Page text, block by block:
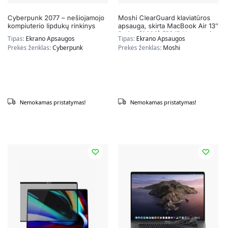
Cyberpunk 2077 – nešiojamojo
kompiuterio lipdukų rinkinys
Tipas: Ekrano Apsaugos
Prekės ženklas:Cyberpunk
Nemokamas pristatymas!
Moshi ClearGuard klaviatūros
apsauga, skirta MacBook Air 13″
Retina (2020) (ES išdėstymas)
Tipas: Ekrano Apsaugos
Prekės ženklas: Moshi
Nemokamas pristatymas!